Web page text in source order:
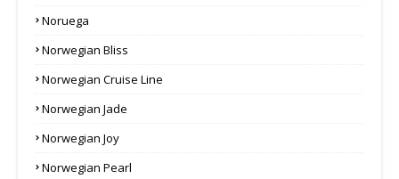
Noruega
Norwegian Bliss
Norwegian Cruise Line
Norwegian Jade
Norwegian Joy
Norwegian Pearl